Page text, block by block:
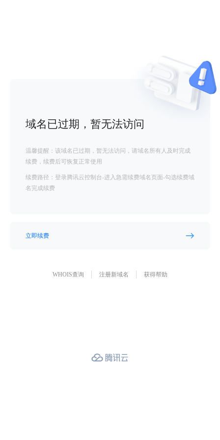
域名已过期，暂无法访问
温馨提醒：该域名已过期，暂无法访问，请域名所有人及时完成
续费，续费后可恢复正常使用
续费路径：登录腾讯云控制台-进入急需续费域名页面-勾选续费域
名完成续费
立即续费
WHOIS查询 注册新域名 获得帮助